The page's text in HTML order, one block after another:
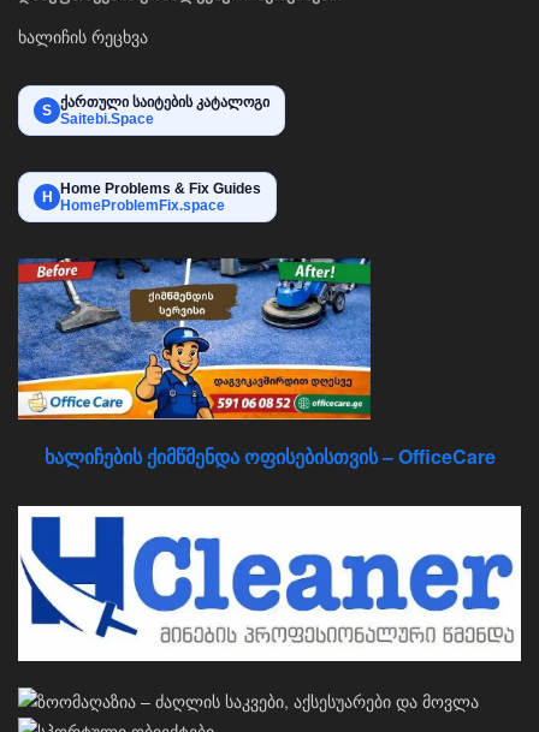
ხალიჩის რეცხვა
S ქართული საიტების კატალოგი
Saitebi.Space
H
Home Problems & Fix Guides
HomeProblemFix.space
ხალიჩების ქიმწმენდა ოფისებისთვის – OfficeCare